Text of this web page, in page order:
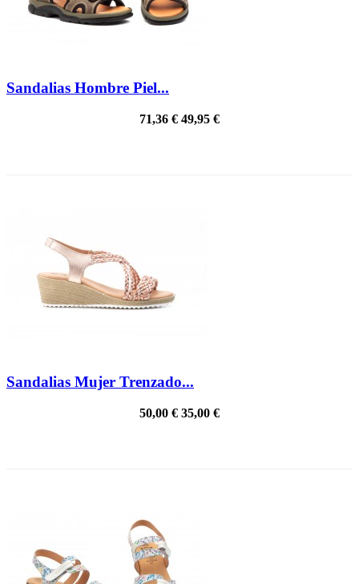
Sandalias Hombre Piel...
71,36 € 49,95 €
Sandalias Mujer Trenzado...
50,00 € 35,00 €